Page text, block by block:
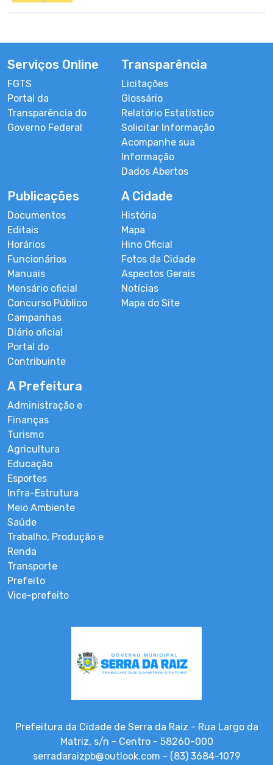
Serviços Online
FGTS
Portal da
Transparência do
Governo Federal
Transparência
Licitações
Glossário
Relatório Estatístico
Solicitar Informação
Acompanhe sua
Informação
Dados Abertos
Publicações
Documentos
Editais
Horários
Funcionários
Manuais
Mensário oficial
Concurso Público
Campanhas
Diário oficial
Portal do
Contribuinte
A Cidade
História
Mapa
Hino Oficial
Fotos da Cidade
Aspectos Gerais
Notícias
Mapa do Site
A Prefeitura
Administração e
Finanças
Turismo
Agricultura
Educação
Esportes
Infra-Estrutura
Meio Ambiente
Saúde
Trabalho, Produção e
Renda
Transporte
Prefeito
Vice-prefeito
Prefeitura da Cidade de Serra da Raiz - Rua Largo da
Matriz, s/n - Centro - 58260-000
serradaraizpb@outlook.com - (83) 3684-1079